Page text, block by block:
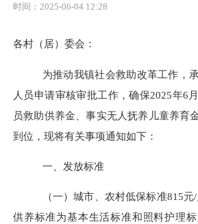
时间：2025-06-04 12:28
各村（居）委会 ：
为推动我镇社会救助改革工作，
人员申请审核审批工作，确保2025年6 月
员救助供养金、事实无人抚养儿童养育
到位，现将有关事项通知如下：
一、发放标准
（一）城市、农村低保标准815元/
供养标准为基本生活标准和照料护理